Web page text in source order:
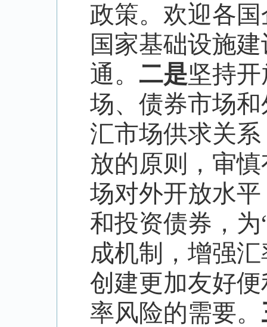
政策。欢迎各
国家基础设施
通。 二是坚持
场、债券市场
汇市场供求关
放的原则，审
场对外开放水
和投资债券，为
成机制，增强
创建更加友好
率风险的需要。